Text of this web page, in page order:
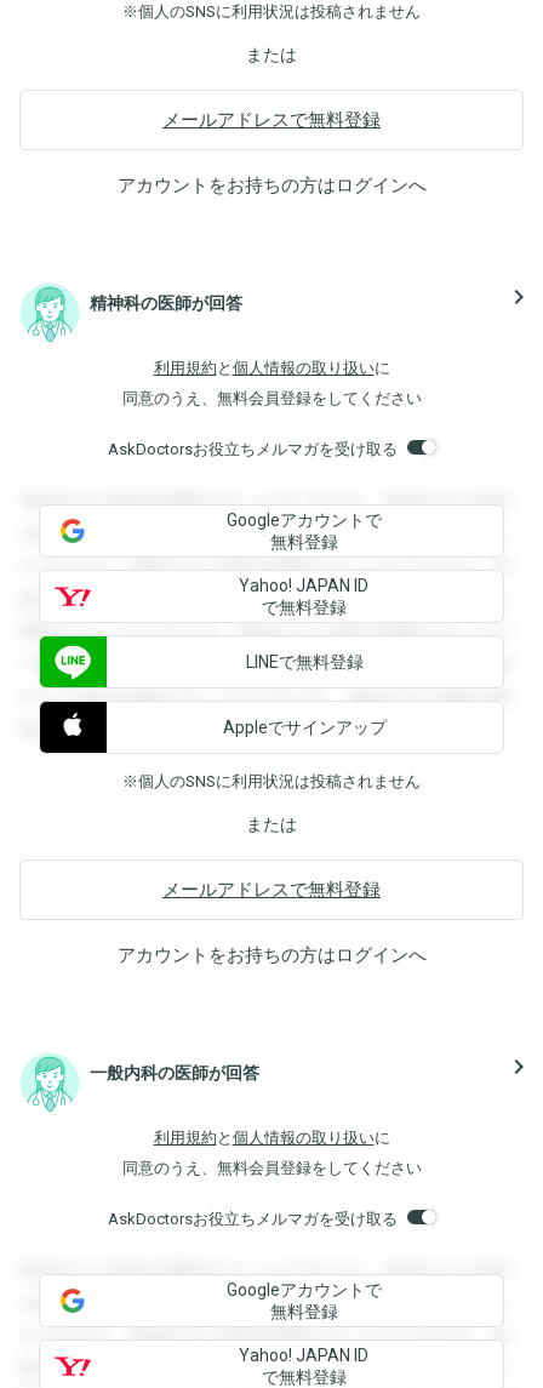
※個人のSNSに利用状況は投稿されません
または
メールアドレスで無料登録
アカウントをお持ちの方はログインへ
精神科の医師が回答 navigate_next
利用規約 と 個人情報の取り扱いに
同意のうえ、無料会員登録をしてください
AskDoctorsお役立ちメルマガを受け取る
登録すると回答を閲覧することができます。登録すると回答
を閲覧することができます。登録すると回答を閲覧すること
ができます。登録すると回答を閲覧することができます。登
録すると回答を閲覧することができます。登録すると回答を
閲覧することができます。登録すると回答を閲覧することが
できます。登録すると回答を閲覧することができます。登録
すると回答を閲覧することができます。登録すると回答を閲
覧することができます。
Googleアカウントで
無料登録
Yahoo! JAPAN ID
で無料登録
LINEで無料登録
Appleでサインアップ
※個人のSNSに利用状況は投稿されません
または
メールアドレスで無料登録
アカウントをお持ちの方はログインへ
一般内科の医師が回答 navigate_next
利用規約 と 個人情報の取り扱いに
同意のうえ、無料会員登録をしてください
AskDoctorsお役立ちメルマガを受け取る
登録すると回答を閲覧することができます。登録すると回答
を閲覧することができます。登録すると回答を閲覧すること
ができます。登録すると回答を閲覧することができます。登
録すると回答を閲覧することができます。登録すると回答を
Googleアカウントで
無料登録
Yahoo! JAPAN ID
で無料登録